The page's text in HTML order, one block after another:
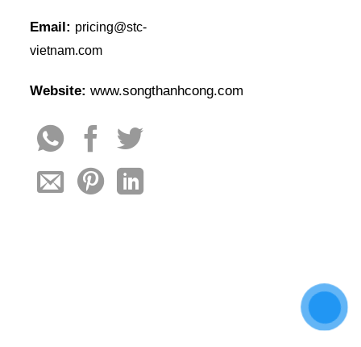
Email: pricing@stc-
vietnam.com
Website:www.songthanhcong.com